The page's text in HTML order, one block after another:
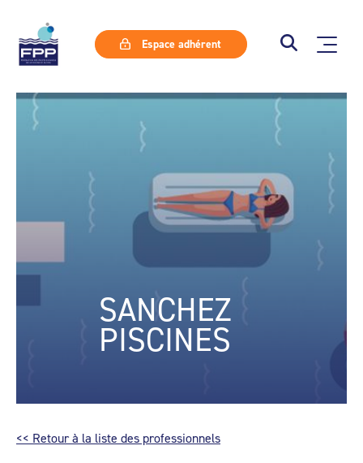
Espace adhérent
SANCHEZ
PISCINES
<< Retour à la liste des professionnels